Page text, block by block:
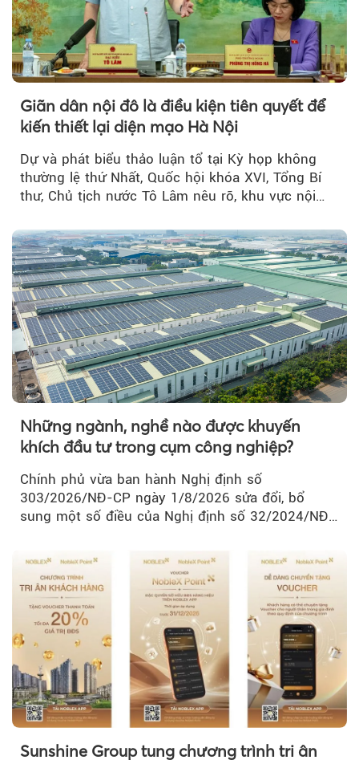
Giãn dân nội đô là điều kiện tiên quyết để
kiến thiết lại diện mạo Hà Nội
Dự và phát biểu thảo luận tổ tại Kỳ họp không
thường lệ thứ Nhất, Quốc hội khóa XVI, Tổng Bí
thư, Chủ tịch nước Tô Lâm nêu rõ, khu vực nội
Những ngành, nghề nào được khuyến
khích đầu tư trong cụm công nghiệp?
Chính phủ vừa ban hành Nghị định số
303/2026/NĐ-CP ngày 1/8/2026 sửa đổi, bổ
sung một số điều của Nghị định số 32/2024/NĐ-
Sunshine Group tung chương trình tri ân